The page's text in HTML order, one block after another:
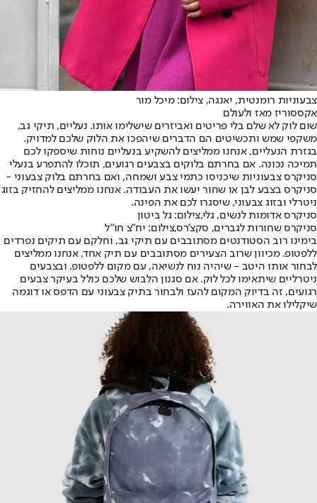
צבעוניות רומנטית, יאנגה, צילום: מיכל מור
אקססוריז מאז ולעולם
שום לוק לא שלם בלי פריטים ואביזרים שישלימו אותו. נעליים, תיקי גב,
משקפי שמש ותכשיטים הם הדברים שיהפכו את הלוק שלכם למדויק.
בגזרת הנעליים, אנחנו ממליצים להשקיע בנעליים נוחות שיספקו לכם
תמיכה נכונה. אם בחרתם בלוקים בצבעים רגועים, תוכלו להתפרע בנעלי
סניקרס צבעוניות שיכניסו כתמי צבע ושמחה, ואם בחרתם בלוק צבעוני -
סניקרס בצבע לבן או שחור יעשו את העבודה. אנחנו ממליצים להחזיק בזוג
ניטרלי ובזוג צבעוני, שיסגרו לכם את הפינה.
סניקרס אדומות לנשים, גלי,צילום: גל ביטון
סניקרס שחורות לגברים, סקצ'רס,צילום: יח"צ חו"ל
בימינו רוב הסטודנטים מסתובבים עם תיקי גב, וחלקם עם תיקים נפרדים
ללפטופ. מכיוון שרוב הצעירים מסתובבים עם תיק אחד, אנחנו ממליצים
לבחור אותו היטב - שיהיה נוח לנשיאה, עם מקום ללפטופ, ובצבעים
ניטרליים שיתאימו לכל לוק. אם סגנון הלבוש שלכם כולל בעיקר צבעים
רגועים, זה בדיוק המקום להעז ולבחור בתיק צבעוני עם הדפס או דוגמה
שיקלילו את האווירה.